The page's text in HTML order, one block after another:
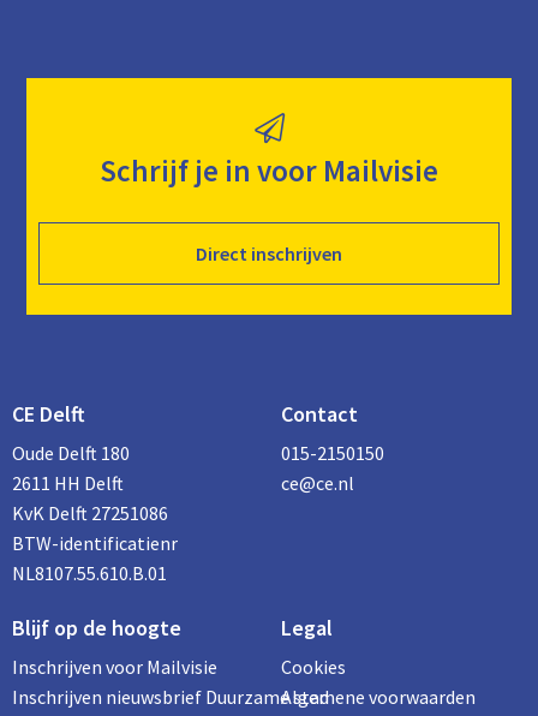
Schrijf je in voor Mailvisie
Direct inschrijven
CE Delft
Oude Delft 180
2611 HH Delft
KvK Delft 27251086
BTW-identificatienr
NL8107.55.610.B.01
Contact
015-2150150
ce@ce.nl
Blijf op de hoogte
Inschrijven voor Mailvisie
Inschrijven nieuwsbrief Duurzame stad
Legal
Cookies
Algemene voorwaarden